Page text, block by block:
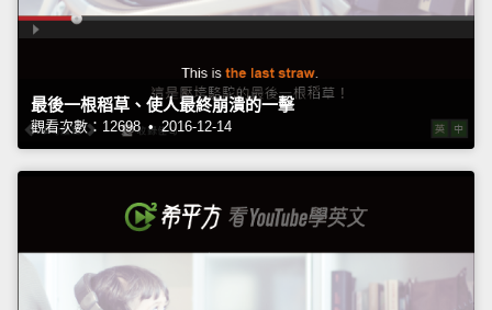
最後一根稻草、使人最終崩潰的一擊
觀看次數：12698 • 2016-12-14